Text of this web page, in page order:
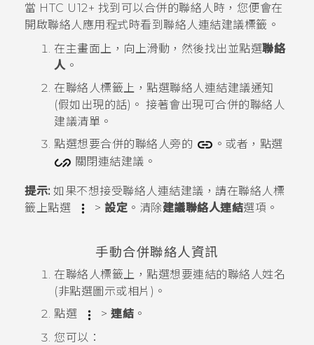
當 HTC U12+‍ 找到可以合併的聯絡人時，您便會在
開啟聯絡人應用程式時看到聯絡人連結建議標籤。
在主畫面上，向上滑動，然後找出並點選聯絡
人。
在聯絡人標籤上，點選聯絡人連結建議通知
(假如出現的話)。 接著會出現可合併的聯絡人
建議清單。
點選想要合併的聯絡人旁的
。或者，點選
關閉連結建議。
提示:如果不想接受聯絡人連結建議，請在聯絡人 標
籤上點選
> 設定 。清除建議聯絡人連結選項。
手動合併聯絡人資訊
在聯絡人標籤上，點選想要連結的聯絡人姓名
(非點選圖示或相片)。
點選
> 連結 。
您可以：